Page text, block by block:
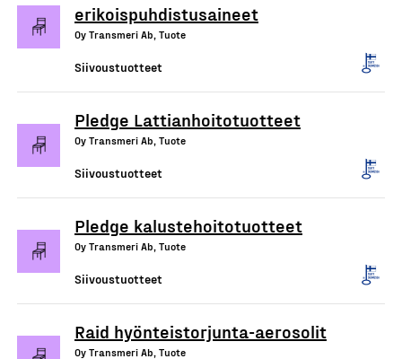
erikoispuhdistusaineet
Oy Transmeri Ab, Tuote
Siivoustuotteet
Pledge Lattianhoitotuotteet
Oy Transmeri Ab, Tuote
Siivoustuotteet
Pledge kalustehoitotuotteet
Oy Transmeri Ab, Tuote
Siivoustuotteet
Raid hyönteistorjunta-aerosolit
Oy Transmeri Ab, Tuote